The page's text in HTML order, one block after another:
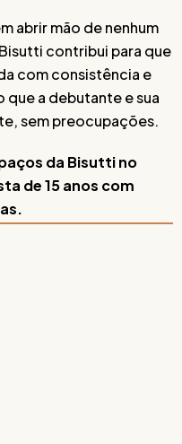
abrir mão de nenhum
contribui para que
com consistência e
a debutante e sua
sem preocupações.
da Bisutti no
de 15 anos com